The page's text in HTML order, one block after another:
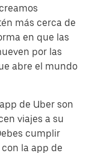
más cerca de
en que las
por las
abre el mundo
de Uber son
viajes a su
cumplir
la app de